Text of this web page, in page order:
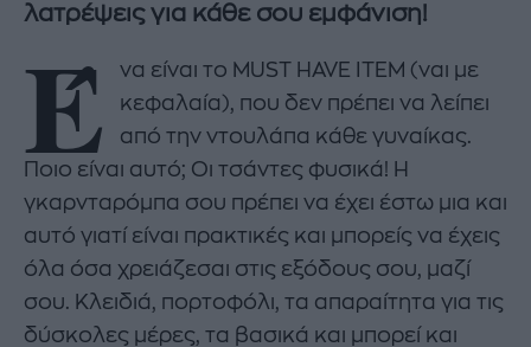
λατρέψεις για κάθε σου εμφάνιση!
Έ
να είναι το MUST HAVE ITEM (ναι με
κεφαλαία), που δεν πρέπει να λείπει
από την ντουλάπα κάθε γυναίκας.
Ποιο είναι αυτό; Οι τσάντες φυσικά! Η
γκαρνταρόμπα σου πρέπει να έχει έστω μια και
αυτό γιατί είναι πρακτικές και μπορείς να έχεις
όλα όσα χρειάζεσαι στις εξόδους σου, μαζί
σου. Κλειδιά, πορτοφόλι, τα απαραίτητα για τις
δύσκολες μέρες, τα βασικά και μπορεί και